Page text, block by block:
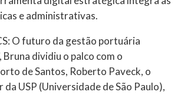
e administrativas.
O futuro da gestão portuária
Bruna dividiu o palco com o
de Santos, Roberto Paveck, o
USP (Universidade de São Paulo),